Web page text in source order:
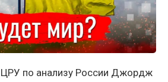
по анализу России Джордж